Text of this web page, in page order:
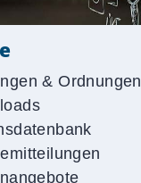
& Ordnungen